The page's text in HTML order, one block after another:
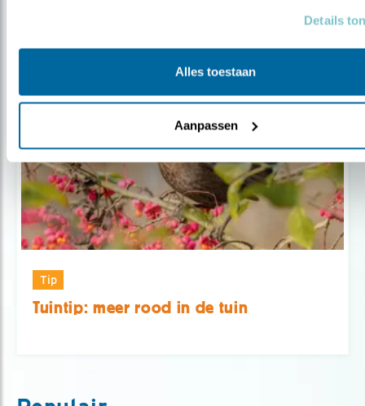
Details
Alles toestaan
Aanpassen
Tip
Tuintip: meer rood in de tuin